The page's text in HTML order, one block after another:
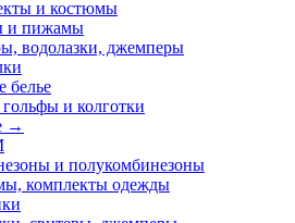
и костюмы
и пижамы
водолазки, джемперы
белье
и колготки
→
и полукомбинезоны
комплекты одежды